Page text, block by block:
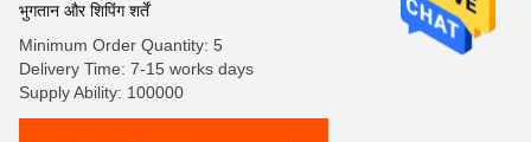
भुगतान और शिपिंग शर्तें
Minimum Order Quantity: 5
Delivery Time: 7-15 works days
Supply Ability: 100000